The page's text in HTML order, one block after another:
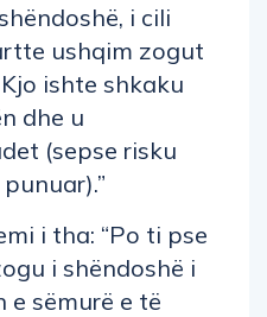
i cili
ushqim zogut
ishte shkaku
dhe u
(sepse risku
i tha: “Po ti pse
i shëndoshë i
e sëmurë e të